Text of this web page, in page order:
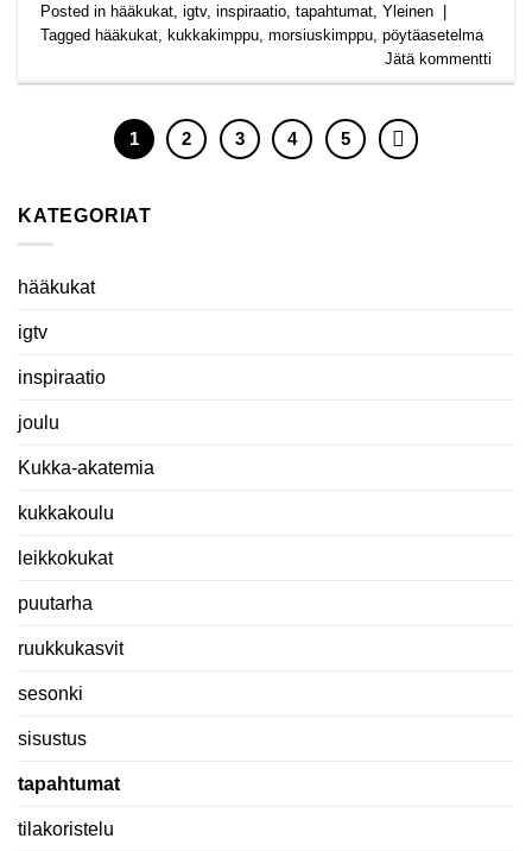
KATEGORIAT
hääkukat
igtv
inspiraatio
joulu
Kukka-akatemia
kukkakoulu
leikkokukat
puutarha
ruukkukasvit
sesonki
sisustus
tapahtumat
tilakoristelu
Posted in hääkukat,igtv,inspiraatio,tapahtumat,Yleinen
Tagged hääkukat, kukkakimppu,morsiuskimppu,pöytäasetelma
Jätä kommentti
1 2 3 4 5